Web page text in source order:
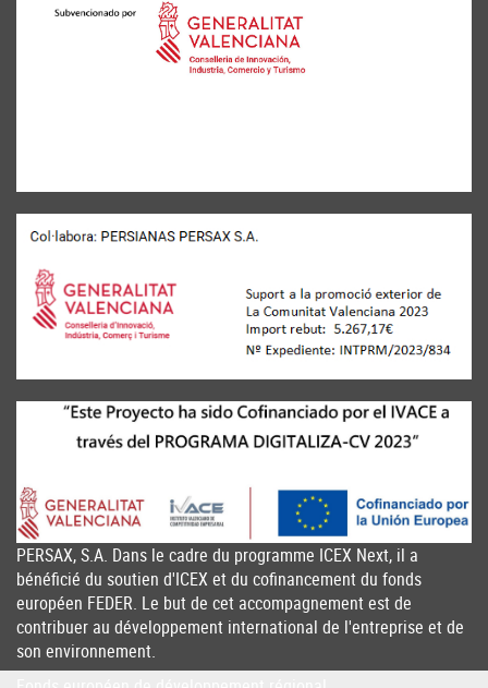
PERSAX, S.A. Dans le cadre du programme ICEX Next, il a
bénéficié du soutien d'ICEX et du cofinancement du fonds
européen FEDER. Le but de cet accompagnement est de
contribuer au développement international de l'entreprise et de
son environnement.